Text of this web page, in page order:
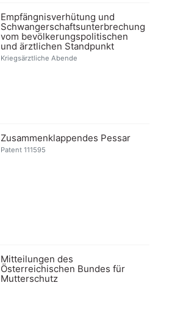
Empfängnisverhütung und
Schwangerschaftsunterbrechung
vom bevölkerungspolitischen
und ärztlichen Standpunkt
Kriegsärztliche Abende
Zusammenklappendes Pessar
Patent 111595
Mitteilungen des
Österreichischen Bundes für
Mutterschutz